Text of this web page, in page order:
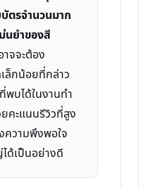
ตรจำนวนมาก
นยำของสี
าจจะต้อง
ล็กน้อยที่กล่าว
พบได้ในงานทำ
คะแนนรีวิวที่สูง
ความพึงพอใจ
ด้เป็นอย่างดี